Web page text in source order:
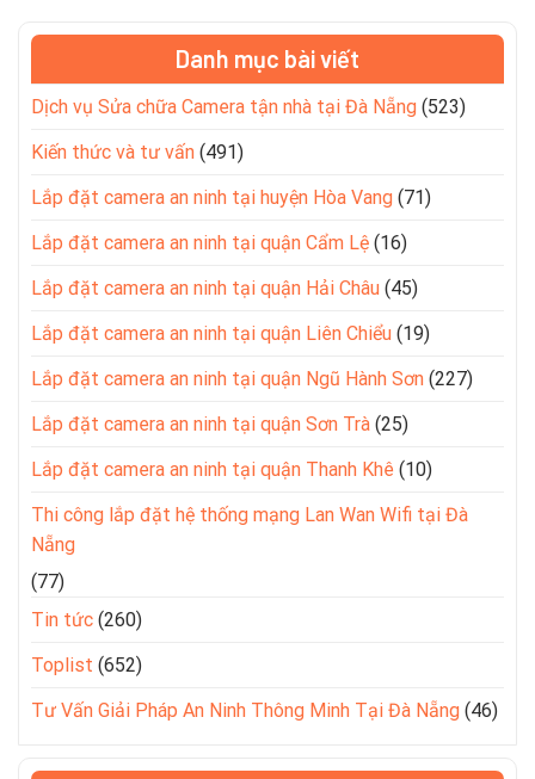
Danh mục bài viết
Dịch vụ Sửa chữa Camera tận nhà tại Đà Nẵng (523)
Kiến thức và tư vấn (491)
Lắp đặt camera an ninh tại huyện Hòa Vang (71)
Lắp đặt camera an ninh tại quận Cẩm Lệ (16)
Lắp đặt camera an ninh tại quận Hải Châu (45)
Lắp đặt camera an ninh tại quận Liên Chiểu (19)
Lắp đặt camera an ninh tại quận Ngũ Hành Sơn (227)
Lắp đặt camera an ninh tại quận Sơn Trà (25)
Lắp đặt camera an ninh tại quận Thanh Khê (10)
Thi công lắp đặt hệ thống mạng Lan Wan Wifi tại Đà
Nẵng
(77)
Tin tức (260)
Toplist (652)
Tư Vấn Giải Pháp An Ninh Thông Minh Tại Đà Nẵng (46)